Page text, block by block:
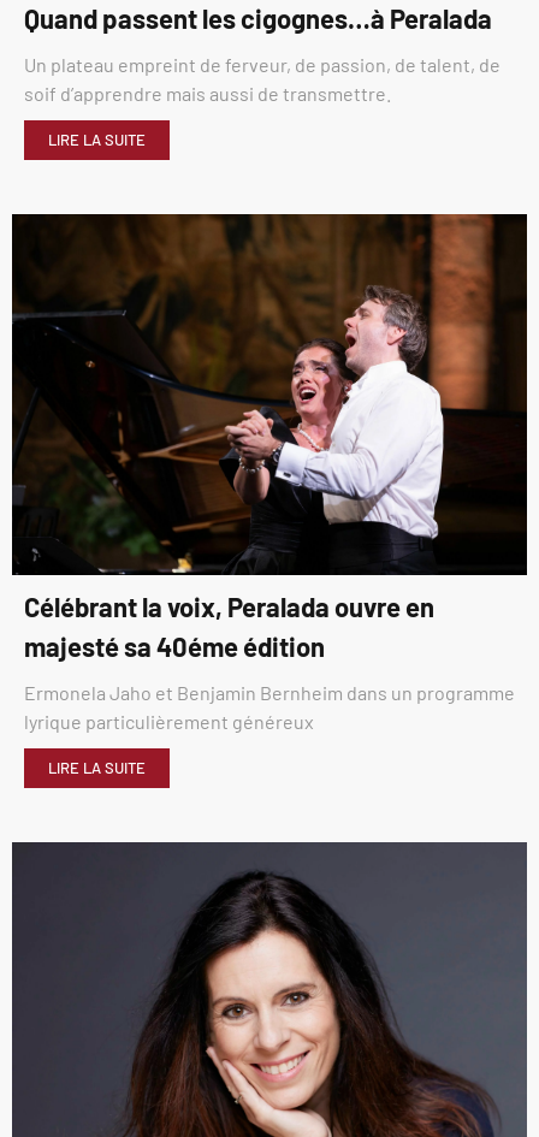
Quand passent les cigognes…à Peralada
Un plateau empreint de ferveur, de passion, de talent, de
soif d’apprendre mais aussi de transmettre.
LIRE LA SUITE
Célébrant la voix, Peralada ouvre en
majesté sa 40éme édition
Ermonela Jaho et Benjamin Bernheim dans un programme
lyrique particulièrement généreux
LIRE LA SUITE